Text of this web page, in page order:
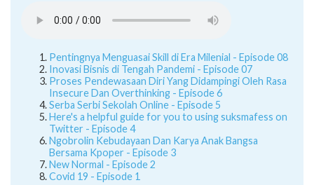
Pentingnya Menguasai Skill di Era Milenial - Episode 08
Inovasi Bisnis di Tengah Pandemi - Episode 07
Proses Pendewasaan Diri Yang Didampingi Oleh Rasa
Insecure Dan Overthinking - Episode 6
Serba Serbi Sekolah Online - Episode 5
Here's a helpful guide for you to using suksmafess on
Twitter - Episode 4
Ngobrolin Kebudayaan Dan Karya Anak Bangsa
Bersama Kpoper - Episode 3
New Normal - Episode 2
Covid 19 - Episode 1